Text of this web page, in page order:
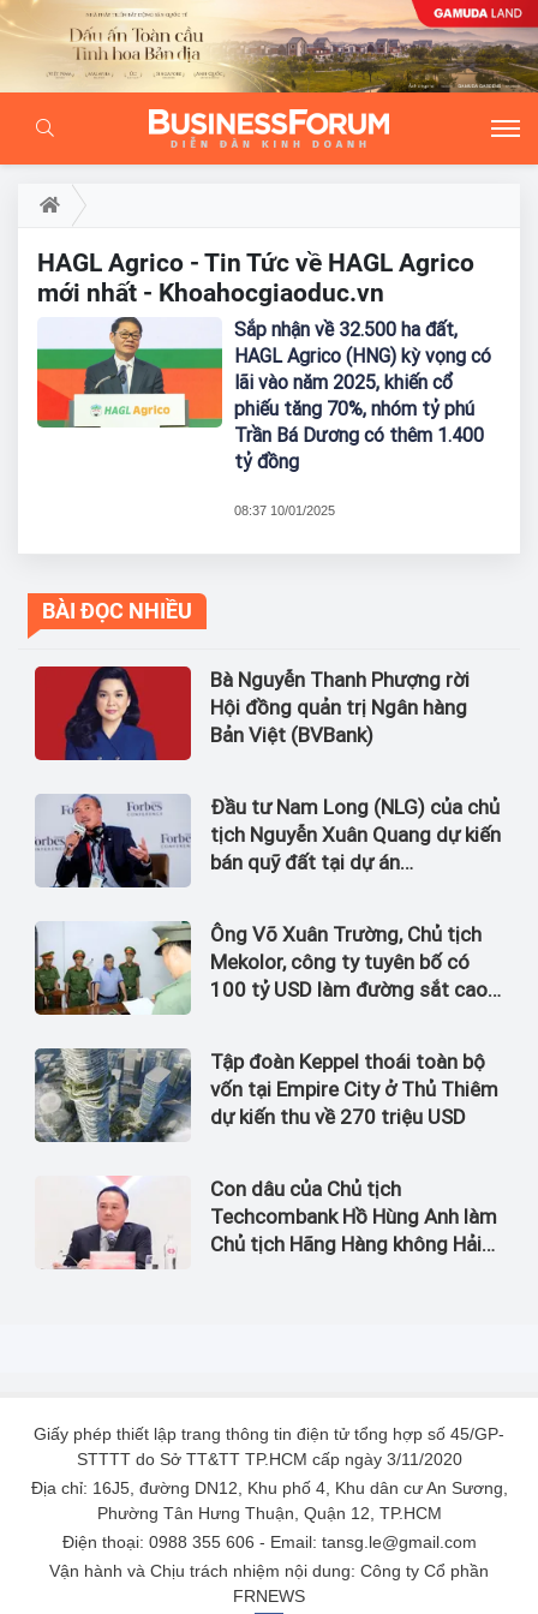
HAGL Agrico - Tin Tức về HAGL Agrico
mới nhất - Khoahocgiaoduc.vn
Sắp nhận về 32.500 ha đất,
HAGL Agrico (HNG) kỳ vọng có
lãi vào năm 2025, khiến cổ
phiếu tăng 70%, nhóm tỷ phú
Trần Bá Dương có thêm 1.400
tỷ đồng
08:37 10/01/2025
BÀI ĐỌC NHIỀU
Bà Nguyễn Thanh Phượng rời
Hội đồng quản trị Ngân hàng
Bản Việt (BVBank)
Đầu tư Nam Long (NLG) của chủ
tịch Nguyễn Xuân Quang dự kiến
bán quỹ đất tại dự án
Ông Võ Xuân Trường, Chủ tịch
Mekolor, công ty tuyên bố có
100 tỷ USD làm đường sắt cao
Tập đoàn Keppel thoái toàn bộ
vốn tại Empire City ở Thủ Thiêm
dự kiến thu về 270 triệu USD
Con dâu của Chủ tịch
Techcombank Hồ Hùng Anh làm
Chủ tịch Hãng Hàng không Hải
Giấy phép thiết lập trang thông tin điện tử tổng hợp số 45/GP-
STTTT do Sở TT&TT TP.HCM cấp ngày 3/11/2020
Địa chỉ: 16J5, đường DN12, Khu phố 4, Khu dân cư An Sương,
Phường Tân Hưng Thuận, Quận 12, TP.HCM
Điện thoại: 0988 355 606 - Email: tansg.le@gmail.com
Vận hành và Chịu trách nhiệm nội dung: Công ty Cổ phần
FRNEWS